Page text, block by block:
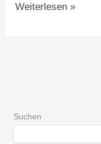
Weiterlesen »
Suchen